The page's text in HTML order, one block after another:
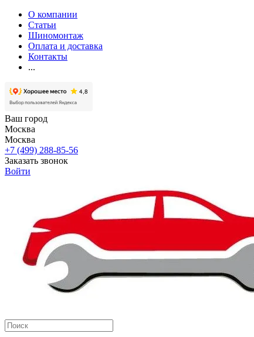
О компании
Статьи
Шиномонтаж
Оплата и доставка
Контакты
...
Ваш город
Москва
Москва
+7 (499) 288-85-56
Заказать звонок
Войти